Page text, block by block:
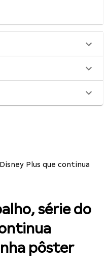
Plus que continua
série do
pôster